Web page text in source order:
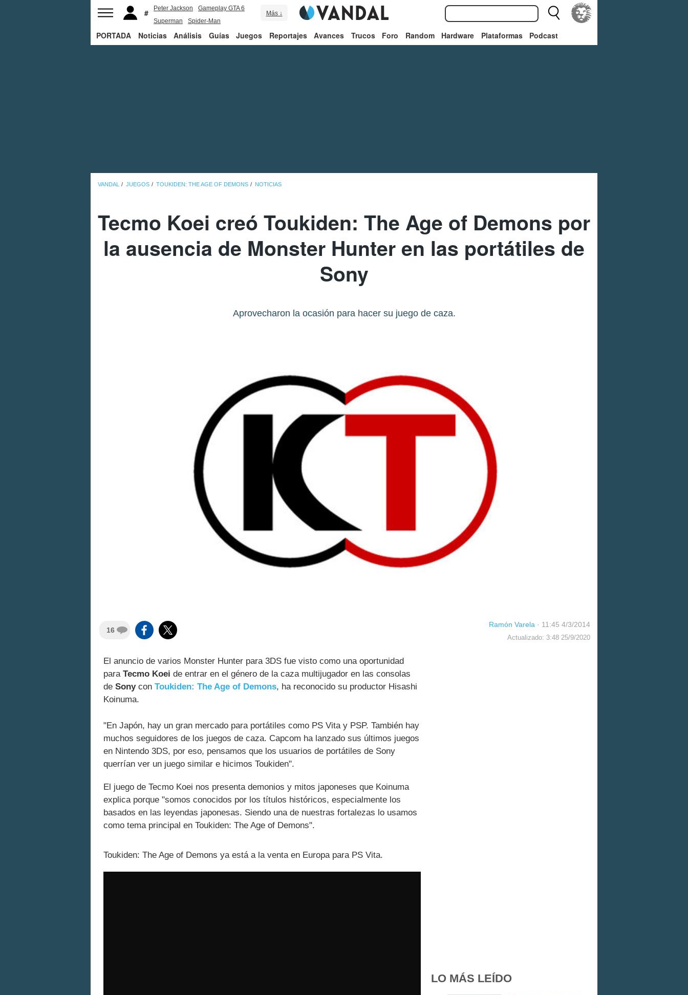
Peter Jackson
Gameplay GTA 6
Superman
Spider-Man
Más ↓
PORTADA Noticias Análisis Guías Juegos Reportajes Avances Trucos Foro Random Hardware Plataformas Podcast
VANDAL JUEGOS TOUKIDEN: THE AGE OF DEMONS NOTICIAS
Tecmo Koei creó Toukiden: The Age of Demons por
la ausencia de Monster Hunter en las portátiles de
Sony
Aprovecharon la ocasión para hacer su juego de caza.
16
Ramón Varela · 11:45 4/3/2014
Actualizado: 3:48 25/9/2020
El anuncio de varios Monster Hunter para 3DS fue visto como una oportunidad
para Tecmo Koei de entrar en el género de la caza multijugador en las consolas
de Sonycon Toukiden: The Age of Demons, ha reconocido su productor Hisashi
Koinuma.
"En Japón, hay un gran mercado para portátiles como PS Vita y PSP. También hay
muchos seguidores de los juegos de caza. Capcom ha lanzado sus últimos juegos
en Nintendo 3DS, por eso, pensamos que los usuarios de portátiles de Sony
querrían ver un juego similar e hicimos Toukiden".
El juego de Tecmo Koei nos presenta demonios y mitos japoneses que Koinuma
explica porque "somos conocidos por los títulos históricos, especialmente los
basados en las leyendas japonesas. Siendo una de nuestras fortalezas lo usamos
como tema principal en Toukiden: The Age of Demons".
Toukiden: The Age of Demons ya está a la venta en Europa para PS Vita.
LO MÁS LEÍDO